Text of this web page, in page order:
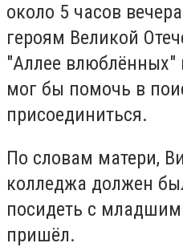
около 5 часов
героям Великой
"Аллее влюблённых"
мог бы помочь в
присоединиться.
По словам матери,
колледжа должен
посидеть с
пришёл.